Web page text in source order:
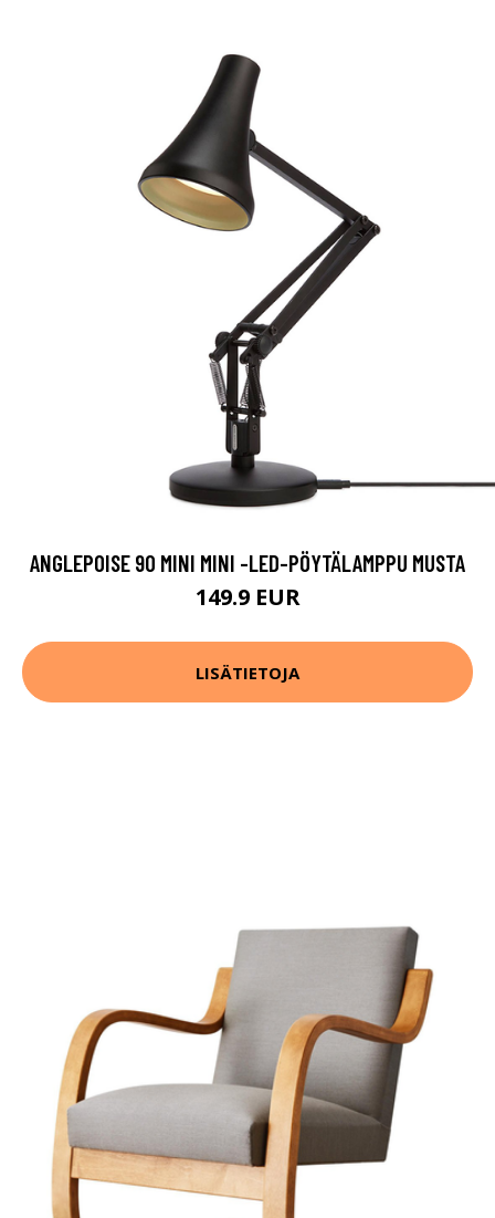
ANGLEPOISE 90 MINI MINI -LED-PÖYTÄLAMPPU MUSTA
149.9 EUR
LISÄTIETOJA